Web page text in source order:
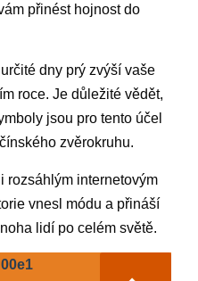
přinést hojnost do
dny prý zvýší vaše
roce. Je důležité vědět,
jsou pro tento účel
zvěrokruhu.
rozsáhlým internetovým
vnesl módu a přináší
lidí po celém světě.